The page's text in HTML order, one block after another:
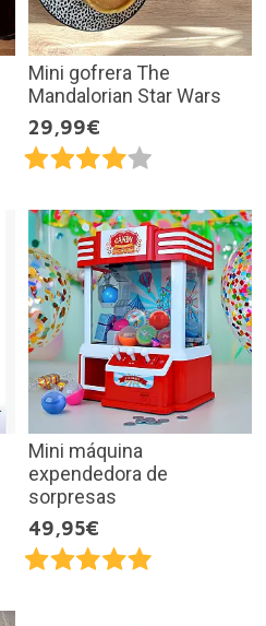
Mini gofrera The
Mandalorian Star Wars
29,99€
Mini máquina
expendedora de
sorpresas
49,95€